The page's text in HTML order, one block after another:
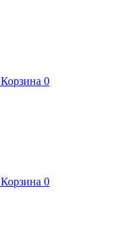
Корзина 0
Корзина 0